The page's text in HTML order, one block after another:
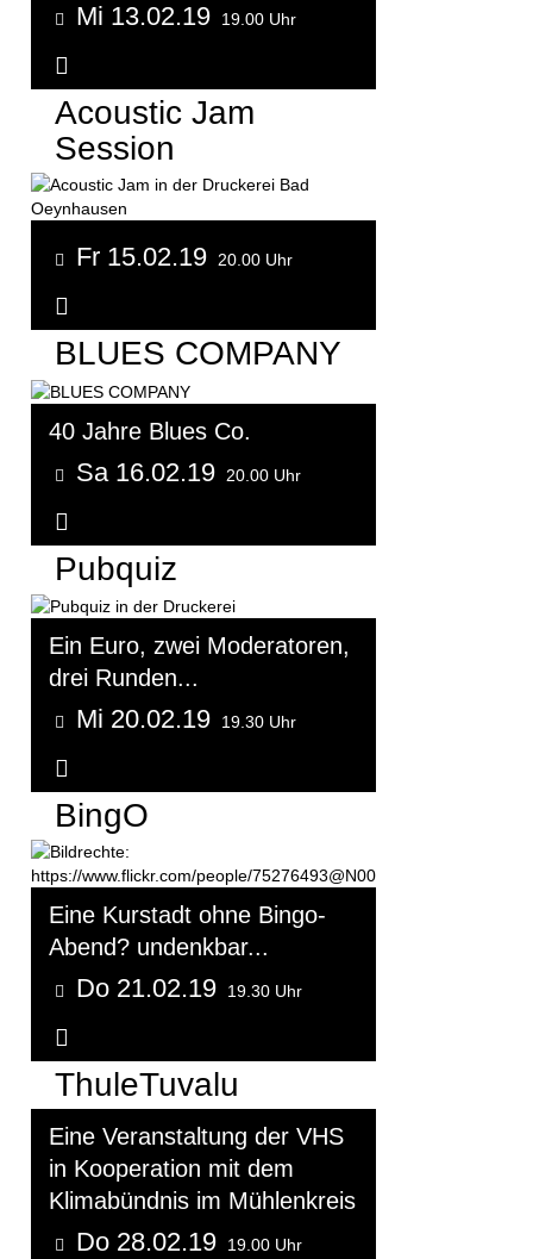
Mi 13.02.19 19.00 Uhr
Acoustic Jam
Session
Fr 15.02.19 20.00 Uhr
BLUES COMPANY
40 Jahre Blues Co.
Sa 16.02.19 20.00 Uhr
Pubquiz
Ein Euro, zwei Moderatoren,
drei Runden...
Mi 20.02.19 19.30 Uhr
BingO
Eine Kurstadt ohne Bingo-
Abend? undenkbar...
Do 21.02.19 19.30 Uhr
ThuleTuvalu
Eine Veranstaltung der VHS
in Kooperation mit dem
Klimabündnis im Mühlenkreis
Do 28.02.19 19.00 Uhr